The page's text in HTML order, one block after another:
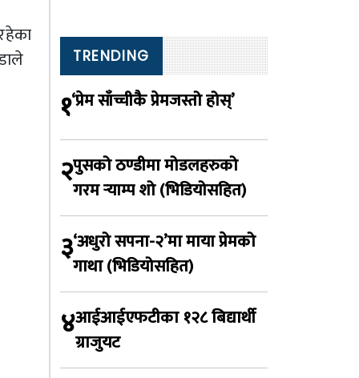
TRENDING
१‘प्रेम साँच्चीकै प्रेमजस्तो होस्’
२पुसको ठण्डीमा मोडलहरुको
गरम र्‍याम्प शो (भिडियोसहित)
३‘अधुरो सपना-२’मा माया प्रेमको
गाथा (भिडियोसहित)
४आईआईएफटीका १२८ बिद्यार्थी
ग्राजुयट